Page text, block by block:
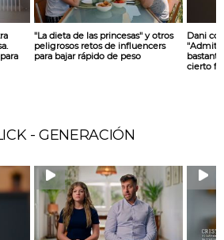
''La dieta de las princesas'' y otros
peligrosos retos de influencers
para bajar rápido de peso
Dani
''Admito
cierto
- GENERACIÓN